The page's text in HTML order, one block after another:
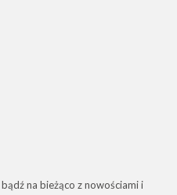
na bieżąco z nowościami i